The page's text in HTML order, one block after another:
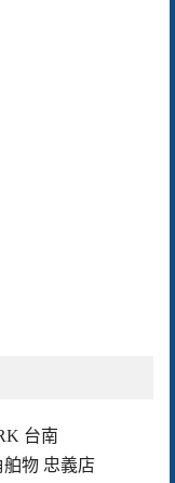
台南
舶物 忠義店